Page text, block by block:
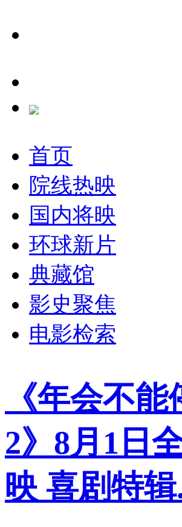
首页
院线热映
国内将映
环球新片
典藏馆
影史聚焦
电影检索
《年会不能
2》8月1日
映 喜剧特辑